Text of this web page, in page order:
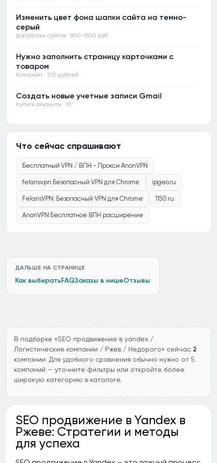
Изменить цвет фона шапки сайта на темно-
серый
доработки сайтов · 800-1500 руб
Нужно заполнить страницу карточками с
товаром
Копирайт · 100 рублей
Создать новые учетные записи Gmail
Купить аккаунты · 10
Что сейчас спрашивают
Бесплатный VPN / ВПН - Прокси AnonVPN
felarisvpn Безопасный VPN для Chrome ipgeo.ru
FelarisVPN: Безопасный VPN для Chrome 1150.ru
AnonVPN Бесплатное ВПН расширение
ДАЛЬШЕ НА СТРАНИЦЕ
Как выбиратьFAQЗаказы в нишеОтзывы
В подборке «SEO продвижение в yandex /
Логистические компании / Ржев / Недорого» сейчас 2
компании. Для удобного сравнения обычно нужно от 5
компаний — уточните фильтры или откройте более
широкую категорию в каталоге.
SEO продвижение в Yandex в
Ржеве: Стратегии и методы
для успеха